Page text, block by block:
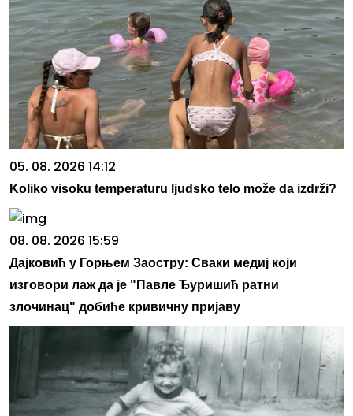
05. 08. 2026 14:12
Koliko visoku temperaturu ljudsko telo može da izdrži?
08. 08. 2026 15:59
Дајковић у Горњем Заостру: Сваки медиј који
изговори лаж да је "Павле Ђуришић ратни
злочинац" добиће кривичну пријаву